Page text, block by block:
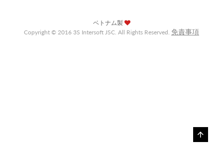
ベトナム製
Copyright © 2016 3S Intersoft JSC. All Rights Reserved. 免責事項